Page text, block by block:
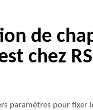
de
chez RS
paramètres pour fixer